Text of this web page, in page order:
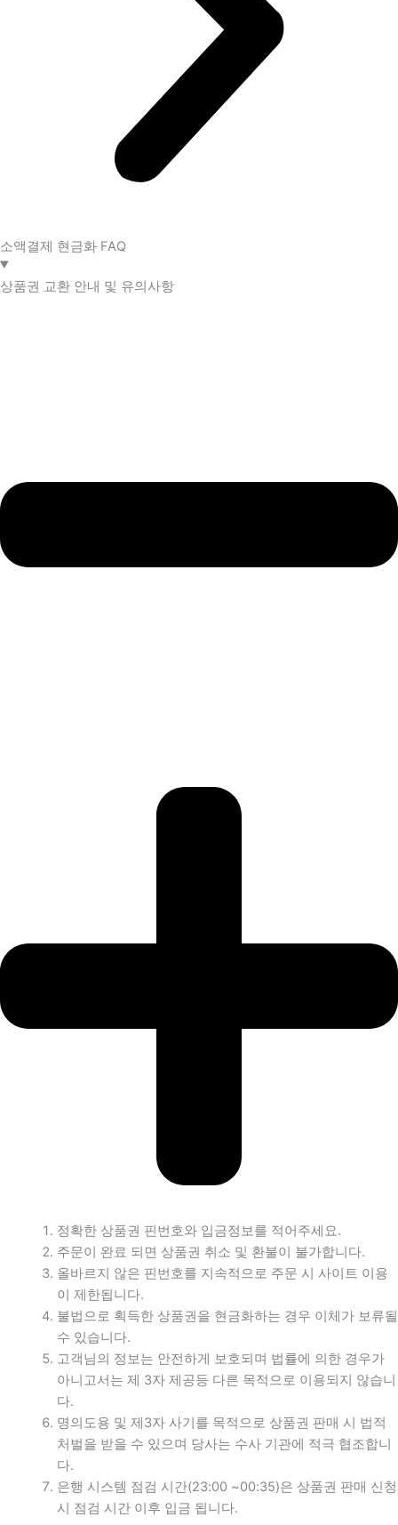
소액결제 현금화 FAQ​
상품권 교환 안내 및 유의사항
정확한 상품권 핀번호와 입금정보를 적어주세요.
주문이 완료 되면 상품권 취소 및 환불이 불가합니다.
올바르지 않은 핀번호를 지속적으로 주문 시 사이트 이용
이 제한됩니다.
불법으로 획득한 상품권을 현금화하는 경우 이체가 보류될
수 있습니다.
고객님의 정보는 안전하게 보호되며 법률에 의한 경우가
아니고서는 제 3자 제공등 다른 목적으로 이용되지 않습니
다.
명의도용 및 제3자 사기를 목적으로 상품권 판매 시 법적
처벌을 받을 수 있으며 당사는 수사 기관에 적극 협조합니
다.
은행 시스템 점검 시간(23:00 ~00:35)은 상품권 판매 신청
시 점검 시간 이후 입금 됩니다.